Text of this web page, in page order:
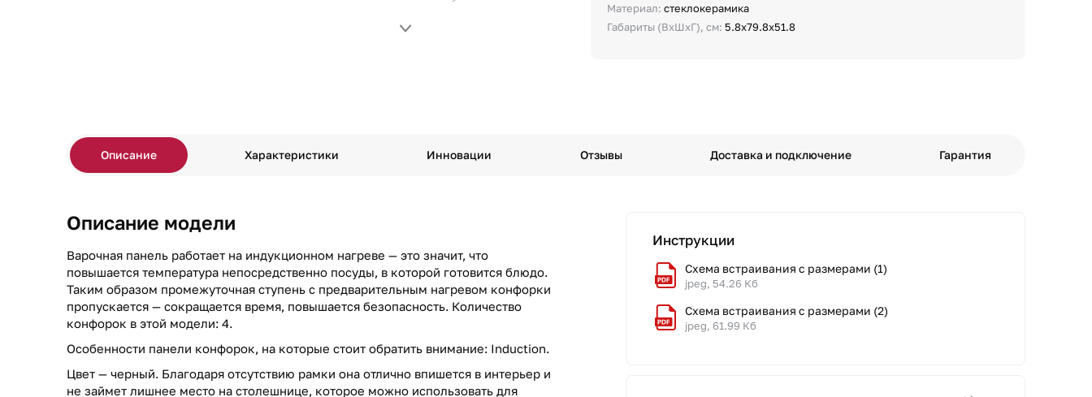
Материал:стеклокерамика
Габариты (ВхШхГ), см: 5.8х79.8х51.8
Описание Характеристики Инновации Отзывы Доставка и подключение Гарантия
Описание модели
Варочная панель работает на индукционном нагреве — это значит, что
повышается температура непосредственно посуды, в которой готовится блюдо.
Таким образом промежуточная ступень с предварительным нагревом конфорки
пропускается — сокращается время, повышается безопасность. Количество
конфорок в этой модели: 4.
Особенности панели конфорок, на которые стоит обратить внимание: Induction.
Цвет — черный. Благодаря отсутствию рамки она отлично впишется в интерьер и
не займет лишнее место на столешнице, которое можно использовать для
Инструкции
Схема встраивания с размерами (1)
jpeg, 54.26 Кб
Схема встраивания с размерами (2)
jpeg, 61.99 Кб